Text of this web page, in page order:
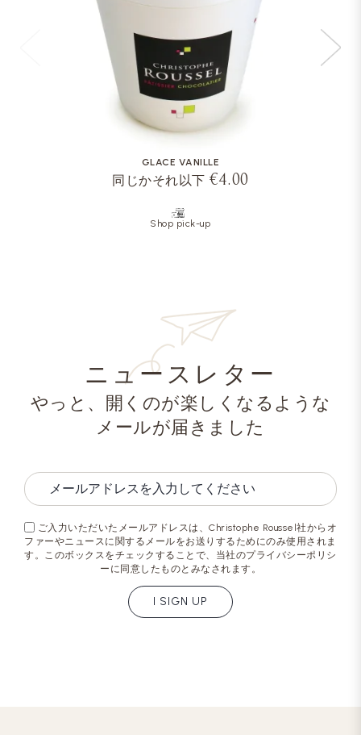
GLACE VANILLE
同じかそれ以下 €4.00
Shop pick-up
ニュースレター
やっと、開くのが楽しくなるような
メールが届きました
ご入力いただいたメールアドレスは、Christophe Roussel社からオ
ファーやニュースに関するメールをお送りするためにのみ使用されま
す。このボックスをチェックすることで、当社のプライバシーポリシ
ーに同意したものとみなされます。
I SIGN UP